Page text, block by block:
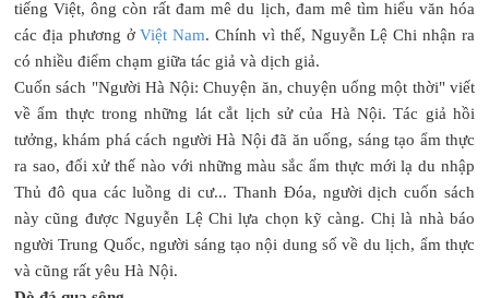
tiếng Việt, ông còn rất đam mê du lịch, đam mê tìm hiểu văn hóa
các địa phương ởViệt Nam. Chính vì thế, Nguyễn Lệ Chi nhận ra
có nhiều điểm chạm giữa tác giả và dịch giả.
Cuốn sách "Người Hà Nội: Chuyện ăn, chuyện uống một thời" viết
về ẩm thực trong những lát cắt lịch sử của Hà Nội. Tác giả hồi
tưởng, khám phá cách người Hà Nội đã ăn uống, sáng tạo ẩm thực
ra sao, đối xử thế nào với những màu sắc ẩm thực mới lạ du nhập
Thủ đô qua các luồng di cư... Thanh Đóa, người dịch cuốn sách
này cũng được Nguyễn Lệ Chi lựa chọn kỹ càng. Chị là nhà báo
người Trung Quốc, người sáng tạo nội dung số về du lịch, ẩm thực
và cũng rất yêu Hà Nội.